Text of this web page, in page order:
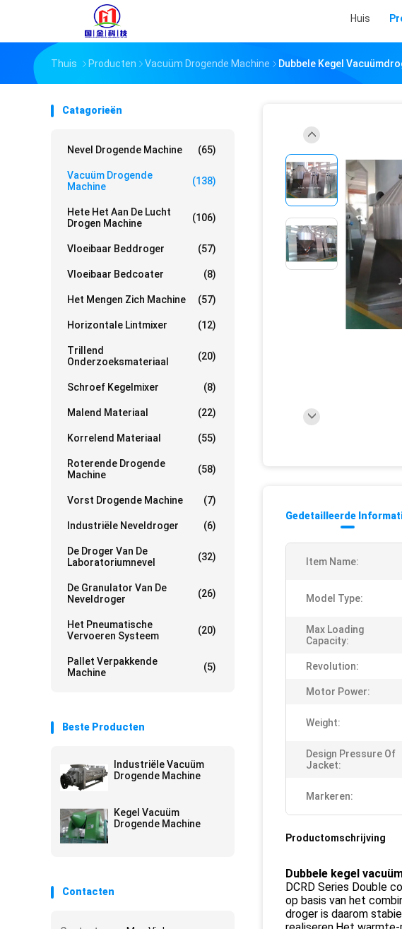
Huis
Thuis Producten Vacuüm Drogende Machine Dubbele Kegel
Catagorieën
Nevel Drogende Machine (65)
Vacuüm Drogende
Machine
(138)
Hete Het Aan De Lucht
Drogen Machine
(106)
Vloeibaar Beddroger (57)
Vloeibaar Bedcoater (8)
Het Mengen Zich Machine (57)
Horizontale Lintmixer (12)
Trillend
Onderzoeksmateriaal
(20)
Schroef Kegelmixer (8)
Malend Materiaal (22)
Korrelend Materiaal (55)
Roterende Drogende
Machine
(58)
Vorst Drogende Machine (7)
Industriële Neveldroger (6)
De Droger Van De
Laboratoriumnevel
(32)
De Granulator Van De
Neveldroger
(26)
Het Pneumatische
Vervoeren Systeem
(20)
Pallet Verpakkende
Machine
(5)
Beste Producten
Industriële Vacuüm
Drogende Machine
Kegel Vacuüm
Drogende Machine
Contacten
Gedetailleerde
Item Name:
Model Type:
Max Loading
Capacity:
Revolution:
Motor Power:
Weight:
Design Pressure Of
Jacket:
Markeren:
Productomschrijving
Dubbele kegel
DCRD Series Double
op basis van het
droger is daarom